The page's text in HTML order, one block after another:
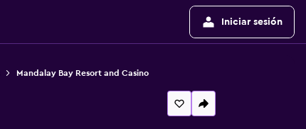
Iniciar sesión
Mandalay Bay Resort and Casino